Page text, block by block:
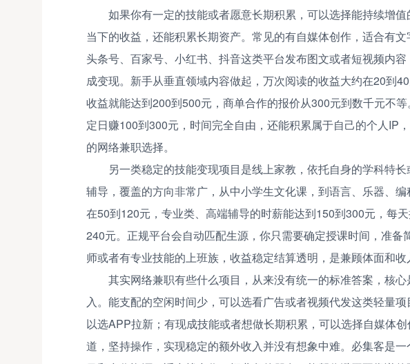
如果你有一定的技能或者愿意长期积累，可以选择能持续增
当下的收益，还能积累长期资产。常见的有自媒体创作，适合有
头条号、百家号、小红书、抖音这类平台发布图文或者短视频内
成变现。新手从垂直领域内容做起，万次阅读的收益大约在20到
收益就能达到200到500元，商单合作的报价从300元到数千元不
定日赚100到300元，时间完全自由，还能积累属于自己的个人IP
的网络兼职选择。
另一类稳定的技能变现项目是线上家教，依托自身的学科特
辅导，覆盖的方向非常广，从中小学生文化课，到语言、乐器、
在50到120元，专业类、高端辅导的时薪能达到150到300元，每
240元。正规平台会自动匹配生源，你只需要确定授课时间，准备
师或者有专业技能的上班族，收益稳定结算透明，是兼顾体面和收
其实网络兼职有些什么项目，从来没有统一的标准答案，核
入。能支配的空闲时间少，可以选看广告或者视频代发这类轻量
以选APP拉新；有现成技能或者想做长期积累，可以选择自媒体
道，坚持操作，实现稳定的额外收入并没有想象中难。必集客是